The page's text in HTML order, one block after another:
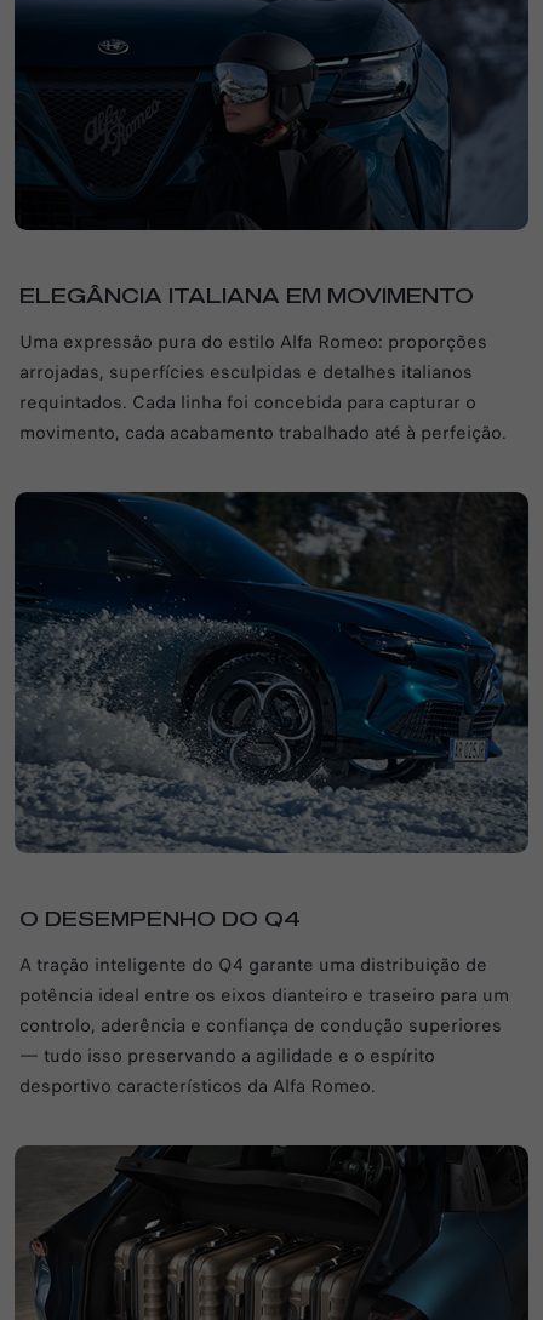
ELEGÂNCIA ITALIANA EM MOVIMENTO
Uma expressão pura do estilo Alfa Romeo: proporções
arrojadas, superfícies esculpidas e detalhes italianos
requintados. Cada linha foi concebida para capturar o
movimento, cada acabamento trabalhado até à perfeição.
O DESEMPENHO DO Q4
A tração inteligente do Q4 garante uma distribuição de
potência ideal entre os eixos dianteiro e traseiro para um
controlo, aderência e confiança de condução superiores
— tudo isso preservando a agilidade e o espírito
desportivo característicos da Alfa Romeo.